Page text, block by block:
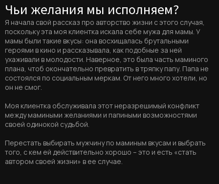
Чьи желания мы исполняем?
Я начала свой рассказ про авторство жизни с этого случая,
поскольку эта моя клиентка искала себе мужа для мамы. У
мамы были такие вкусы: она восхищалась брутальными
героями в кино и рассказывала, как подобные за ней
ухаживали в молодости. Наверное, это была часть маминого
плана, чтоб окончательно превратить в тряпку папу. Папа не
состоялся по социальным меркам. От него много хотели, но
он не смог.
Моя клиентка обслуживала этот неразрешимый конфликт
между мамиными желаниями и папиными возможностями
своей одинокой судьбой.
Перестать выбирать мужчину по маминым вкусам и выбрать
того, с кем ей действительно хорошо – это и есть «стать
автором своей жизни» в ее случае.